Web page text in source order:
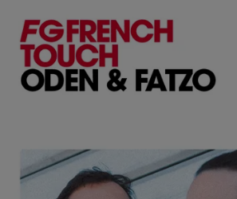
juillet 2026 🎧 Ecoutez Radio FG sur htt